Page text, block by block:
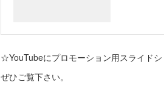
☆YouTubeにプロモーション用スライドシ
ぜひご覧下さい。